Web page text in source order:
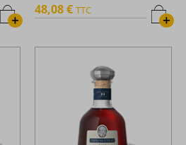
+ +
48,08 € TTC